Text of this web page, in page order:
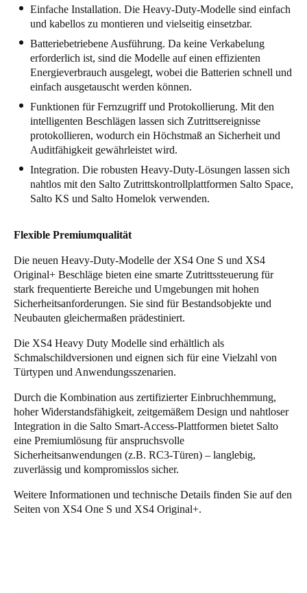
Einfache Installation. Die Heavy-Duty-Modelle sind einfach
und kabellos zu montieren und vielseitig einsetzbar.
Batteriebetriebene Ausführung. Da keine Verkabelung
erforderlich ist, sind die Modelle auf einen effizienten
Energieverbrauch ausgelegt, wobei die Batterien schnell und
einfach ausgetauscht werden können.
Funktionen für Fernzugriff und Protokollierung. Mit den
intelligenten Beschlägen lassen sich Zutrittsereignisse
protokollieren, wodurch ein Höchstmaß an Sicherheit und
Auditfähigkeit gewährleistet wird.
Integration. Die robusten Heavy-Duty-Lösungen lassen sich
nahtlos mit den Salto Zutrittskontrollplattformen Salto Space,
Salto KS und Salto Homelok verwenden.
Flexible Premiumqualität
Die neuen Heavy-Duty-Modelle der XS4 One S und XS4
Original+ Beschläge bieten eine smarte Zutrittssteuerung für
stark frequentierte Bereiche und Umgebungen mit hohen
Sicherheitsanforderungen. Sie sind für Bestandsobjekte und
Neubauten gleichermaßen prädestiniert.
Die XS4 Heavy Duty Modelle sind erhältlich als
Schmalschildversionen und eignen sich für eine Vielzahl von
Türtypen und Anwendungsszenarien.
Durch die Kombination aus zertifizierter Einbruchhemmung,
hoher Widerstandsfähigkeit, zeitgemäßem Design und nahtloser
Integration in die Salto Smart-Access-Plattformen bietet Salto
eine Premiumlösung für anspruchsvolle
Sicherheitsanwendungen (z.B. RC3-Türen) – langlebig,
zuverlässig und kompromisslos sicher.
Weitere Informationen und technische Details finden Sie auf den
Seiten von XS4 One S und XS4 Original+.